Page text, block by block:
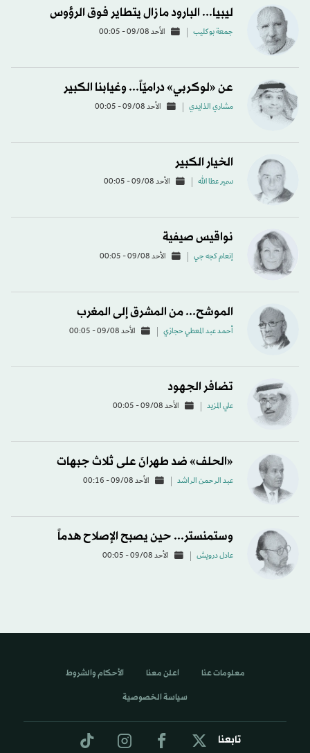
ليبيا... البارود ما زال يتطاير فوق الرؤوس
جمعة بوكليب الأحد 09/08 - 00:05
عن «لوكربي» دراميّاً... وغيابنا الكبير
مشاري الذايدي الأحد 09/08 - 00:05
الخيار الكبير
سمير عطا الله الأحد 09/08 - 00:05
نواقيس صيفية
إنعام كجه جي الأحد 09/08 - 00:05
الموشح... من المشرق إلى المغرب
أحمد عبد المعطي حجازي الأحد 09/08 - 00:05
تضافر الجهود
علي المزيد الأحد 09/08 - 00:05
«الحلف» ضد طهرانَ على ثلاث جبهات
عبد الرحمن الراشد الأحد 09/08 - 00:16
وستمنستر... حين يصبح الإصلاح هدماً
عادل درويش الأحد 09/08 - 00:05
تابعنا
معلومات عنا اعلن معنا الأحكام والشروط
سياسة الخصوصية